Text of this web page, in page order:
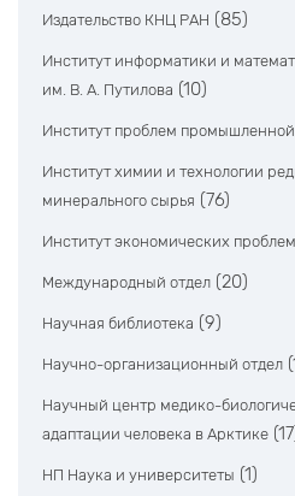
Издательство КНЦ РАН (85)
Институт информатики и
им. В. А. Путилова (10)
Институт проблем
Институт химии и технологии
минерального сырья (76)
Институт экономических проблем
Международный отдел (20)
Научная библиотека (9)
Научно-организационный отдел
Научный центр медико-
адаптации человека в Арктике
НП Наука и университеты (1)